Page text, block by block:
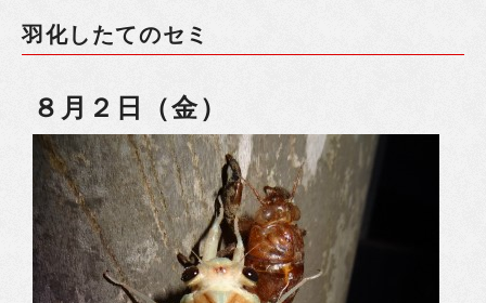
羽化したてのセミ
８月２日（金）